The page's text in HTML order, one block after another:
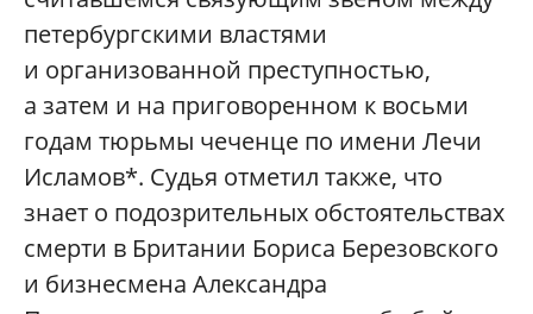
петербургскими властями
и организованной преступностью,
а затем и на приговоренном к восьми
годам тюрьмы чеченце по имени Лечи
Исламов*. Судья отметил также, что
знает о подозрительных обстоятельствах
смерти в Британии Бориса Березовского
и бизнесмена Александра